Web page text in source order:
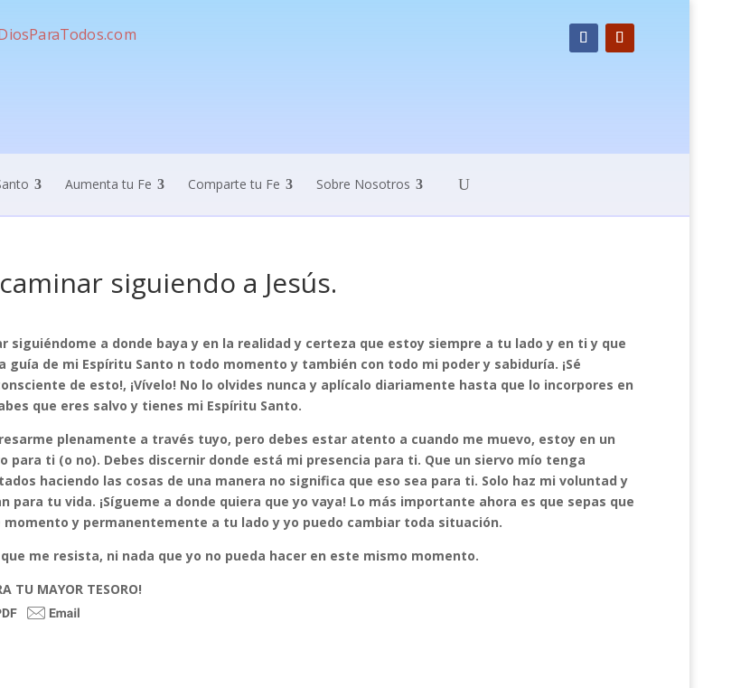
Aumenta tu Fe Comparte tu Fe Sobre Nosotros
siguiendo a Jesús.
siguiéndome a donde baya y en la realidad y certeza que estoy siempre a tu lado y en ti y que
guía de mi Espíritu Santo n todo momento y también con todo mi poder y sabiduría. ¡Sé
de esto!, ¡Vívelo! No lo olvides nunca y aplícalo diariamente hasta que lo incorpores en
que eres salvo y tienes mi Espíritu Santo.
plenamente a través tuyo, pero debes estar atento a cuando me muevo, estoy en un
para ti (o no). Debes discernir donde está mi presencia para ti. Que un siervo mío tenga
haciendo las cosas de una manera no significa que eso sea para ti. Solo haz mi voluntad y
para tu vida. ¡Sígueme a donde quiera que yo vaya! Lo más importante ahora es que sepas que
y permanentemente a tu lado y yo puedo cambiar toda situación.
me resista, ni nada que yo no pueda hacer en este mismo momento.
TU MAYOR TESORO!